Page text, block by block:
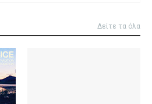
Δείτε τα όλα